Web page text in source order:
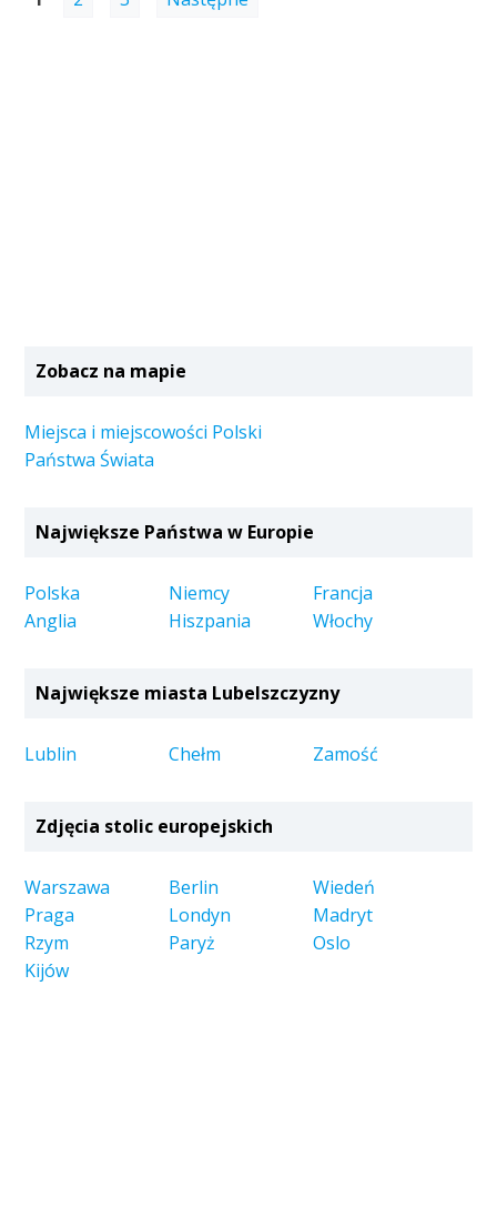
Zobacz na mapie
Miejsca i miejscowości Polski
Państwa Świata
Największe Państwa w Europie
Polska Niemcy
Francja
Anglia
Hiszpania Włochy
Największe miasta Lubelszczyzny
Lublin Chełm Zamość
Zdjęcia stolic europejskich
Warszawa Berlin
Wiedeń
Praga
Londyn
Madryt
Rzym
Paryż
Oslo
Kijów